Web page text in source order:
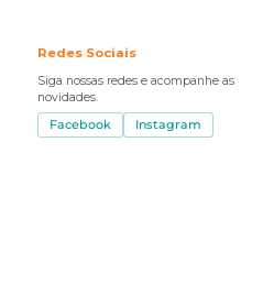
Redes Sociais
Siga nossas redes e acompanhe as
novidades.
Facebook
Instagram